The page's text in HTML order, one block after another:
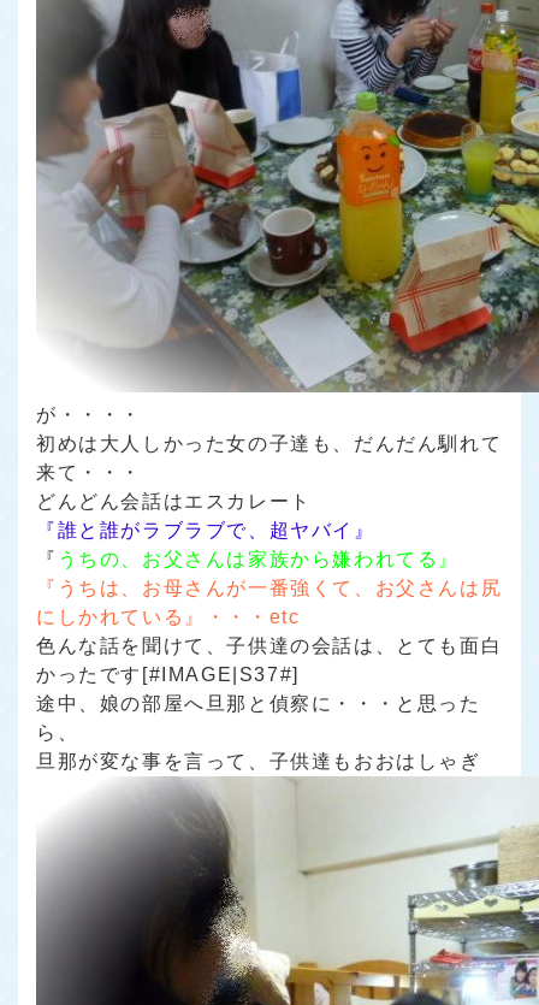
が・・・・
初めは大人しかった女の子達も、だんだん馴れて
来て・・・
どんどん会話はエスカレート
『誰と誰がラブラブで、超ヤバイ』
『 うちの、お父さんは家族から嫌われてる』
『うちは、お母さんが一番強くて、お父さんは尻
にしかれている』・・・etc
色んな話を聞けて、子供達の会話は、とても面白
かったです[#IMAGE|S37#]
途中、娘の部屋へ旦那と偵察に・・・と思った
ら、
旦那が変な事を言って、子供達もおおはしゃぎ